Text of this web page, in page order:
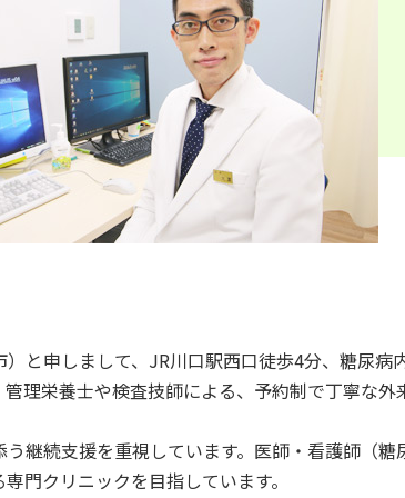
と申しまして、JR川口駅西口徒歩4分、糖尿
理栄養士や検査技師による、予約制で丁寧な外
継続支援を重視しています。医師・看護師（
門クリニックを目指しています。